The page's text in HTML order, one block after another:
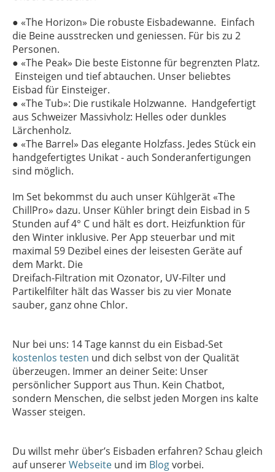
● «The Horizon» Die robuste Eisbadewanne. Einfach
die Beine ausstrecken und geniessen. Für bis zu 2
Personen.
● «The Peak» Die beste Eistonne für begrenzten Platz.
Einsteigen und tief abtauchen. Unser beliebtes
Eisbad für Einsteiger.
● «The Tub»: Die rustikale Holzwanne. Handgefertigt
aus Schweizer Massivholz: Helles oder dunkles
Lärchenholz.
● «The Barrel» Das elegante Holzfass. Jedes Stück ein
handgefertigtes Unikat - auch Sonderanfertigungen
sind möglich.
Im Set bekommst du auch unser Kühlgerät «The
ChillPro» dazu. Unser Kühler bringt dein Eisbad in 5
Stunden auf 4° C und hält es dort. Heizfunktion für
den Winter inklusive. Per App steuerbar und mit
maximal 59 Dezibel eines der leisesten Geräte auf
dem Markt. Die
Dreifach-Filtration mit Ozonator, UV-Filter und
Partikelfilter hält das Wasser bis zu vier Monate
sauber, ganz ohne Chlor.
Nur bei uns: 14 Tage kannst du ein Eisbad-Set
kostenlos testen und dich selbst von der Qualität
überzeugen. Immer an deiner Seite: Unser
persönlicher Support aus Thun. Kein Chatbot,
sondern Menschen, die selbst jeden Morgen ins kalte
Wasser steigen.
Du willst mehr über’s Eisbaden erfahren? Schau gleich
auf unsererWebseite und im Blogvorbei.